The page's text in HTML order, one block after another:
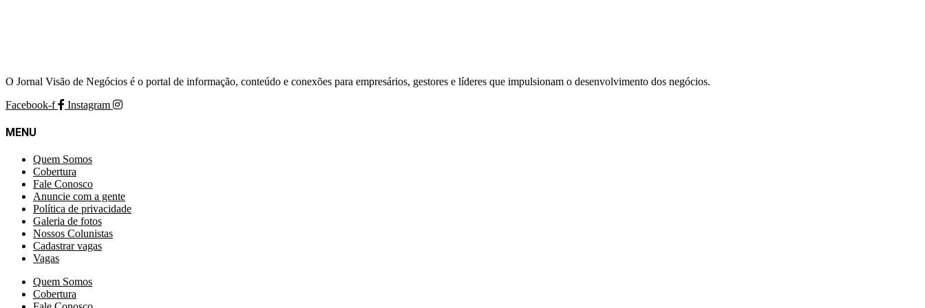
O Jornal Visão de Negócios é o portal de informação, conteúdo e conexões para empresários, gestores e líderes que impulsionam o desenvolvimento dos negócios.
Facebook-f
Instagram
MENU
Quem Somos
Cobertura
Fale Conosco
Anuncie com a gente
Política de privacidade
Galeria de fotos
Nossos Colunistas
Cadastrar vagas
Vagas
Quem Somos
Cobertura